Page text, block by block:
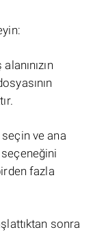
ve ana
seçeneğini
fazla
sonra